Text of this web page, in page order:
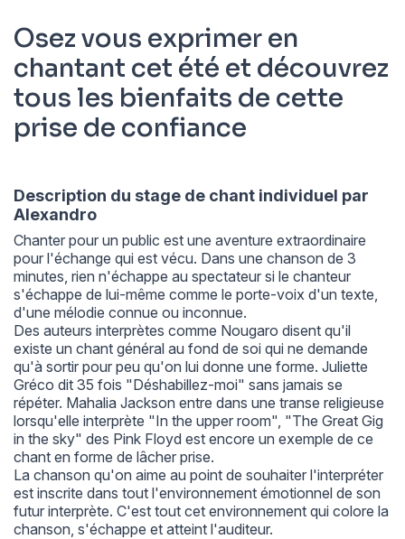
Osez vous exprimer en
chantant cet été et découvrez
tous les bienfaits de cette
prise de confiance
Description du stage de chant individuel par
Alexandro
Chanter pour un public est une aventure extraordinaire
pour l'échange qui est vécu. Dans une chanson de 3
minutes, rien n'échappe au spectateur si le chanteur
s'échappe de lui-même comme le porte-voix d'un texte,
d'une mélodie connue ou inconnue.
Des auteurs interprètes comme Nougaro disent qu'il
existe un chant général au fond de soi qui ne demande
qu'à sortir pour peu qu'on lui donne une forme. Juliette
Gréco dit 35 fois "Déshabillez-moi" sans jamais se
répéter. Mahalia Jackson entre dans une transe religieuse
lorsqu'elle interprète "In the upper room", "The Great Gig
in the sky" des Pink Floyd est encore un exemple de ce
chant en forme de lâcher prise.
La chanson qu'on aime au point de souhaiter l'interpréter
est inscrite dans tout l'environnement émotionnel de son
futur interprète. C'est tout cet environnement qui colore la
chanson, s'échappe et atteint l'auditeur.